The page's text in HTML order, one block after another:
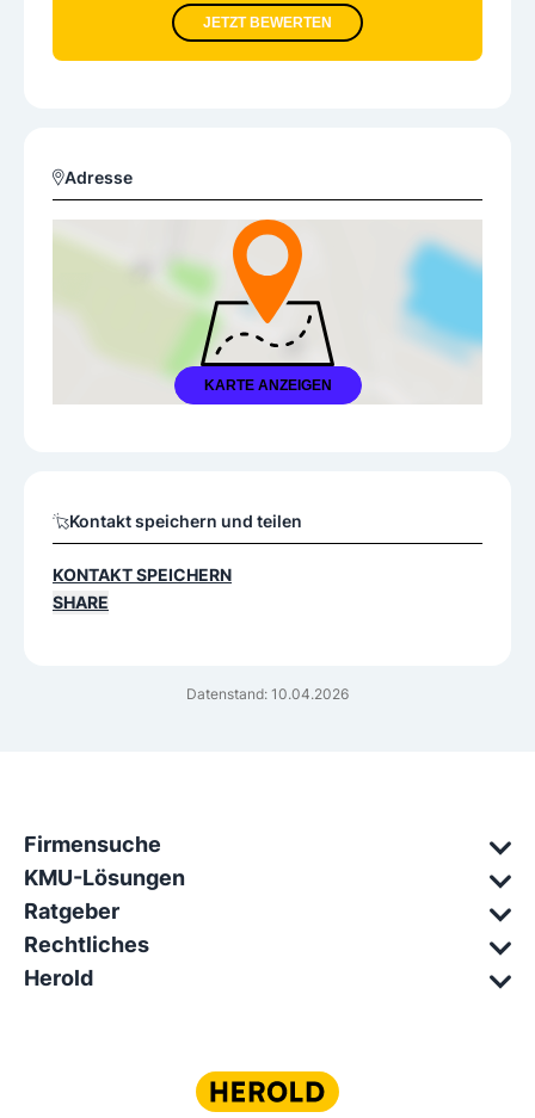
JETZT BEWERTEN
Adresse
KARTE ANZEIGEN
Datenstand: 10.04.2026
Kontakt speichern und teilen
KONTAKT SPEICHERN
SHARE
Firmensuche
KMU-Lösungen
Ratgeber
Rechtliches
Herold